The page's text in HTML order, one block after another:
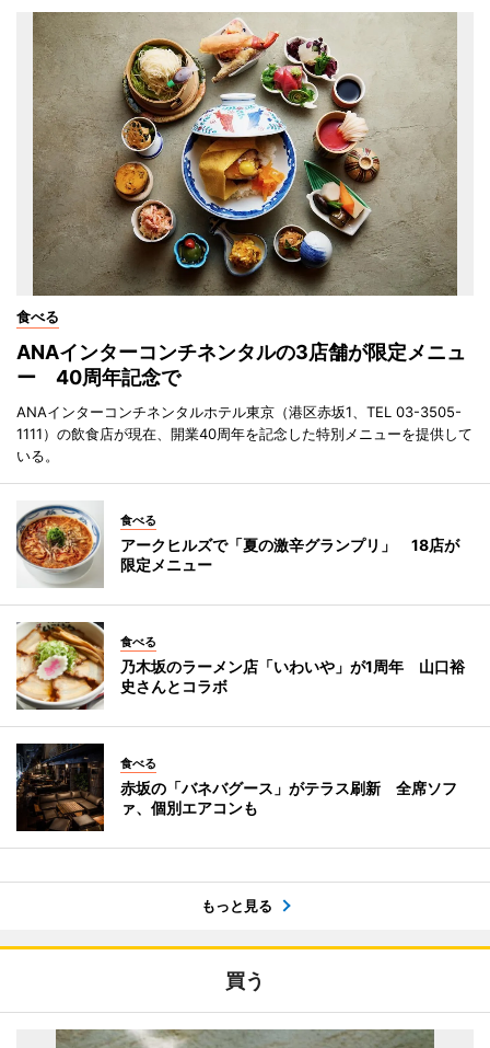
食べる
ANAインターコンチネンタルの3店舗が限定メニュ
ー 40周年記念で
ANAインターコンチネンタルホテル東京（港区赤坂1、TEL 03-3505-
1111）の飲食店が現在、開業40周年を記念した特別メニューを提供して
いる。
食べる
アークヒルズで「夏の激辛グランプリ」 18店が
限定メニュー
食べる
乃木坂のラーメン店「いわいや」が1周年 山口裕
史さんとコラボ
食べる
赤坂の「バネバグース」がテラス刷新 全席ソフ
ァ、個別エアコンも
もっと見る
買う